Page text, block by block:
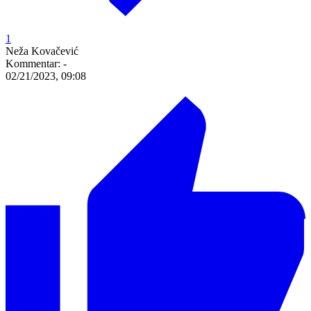
1
Neža Kovačević
Kommentar: -
02/21/2023, 09:08